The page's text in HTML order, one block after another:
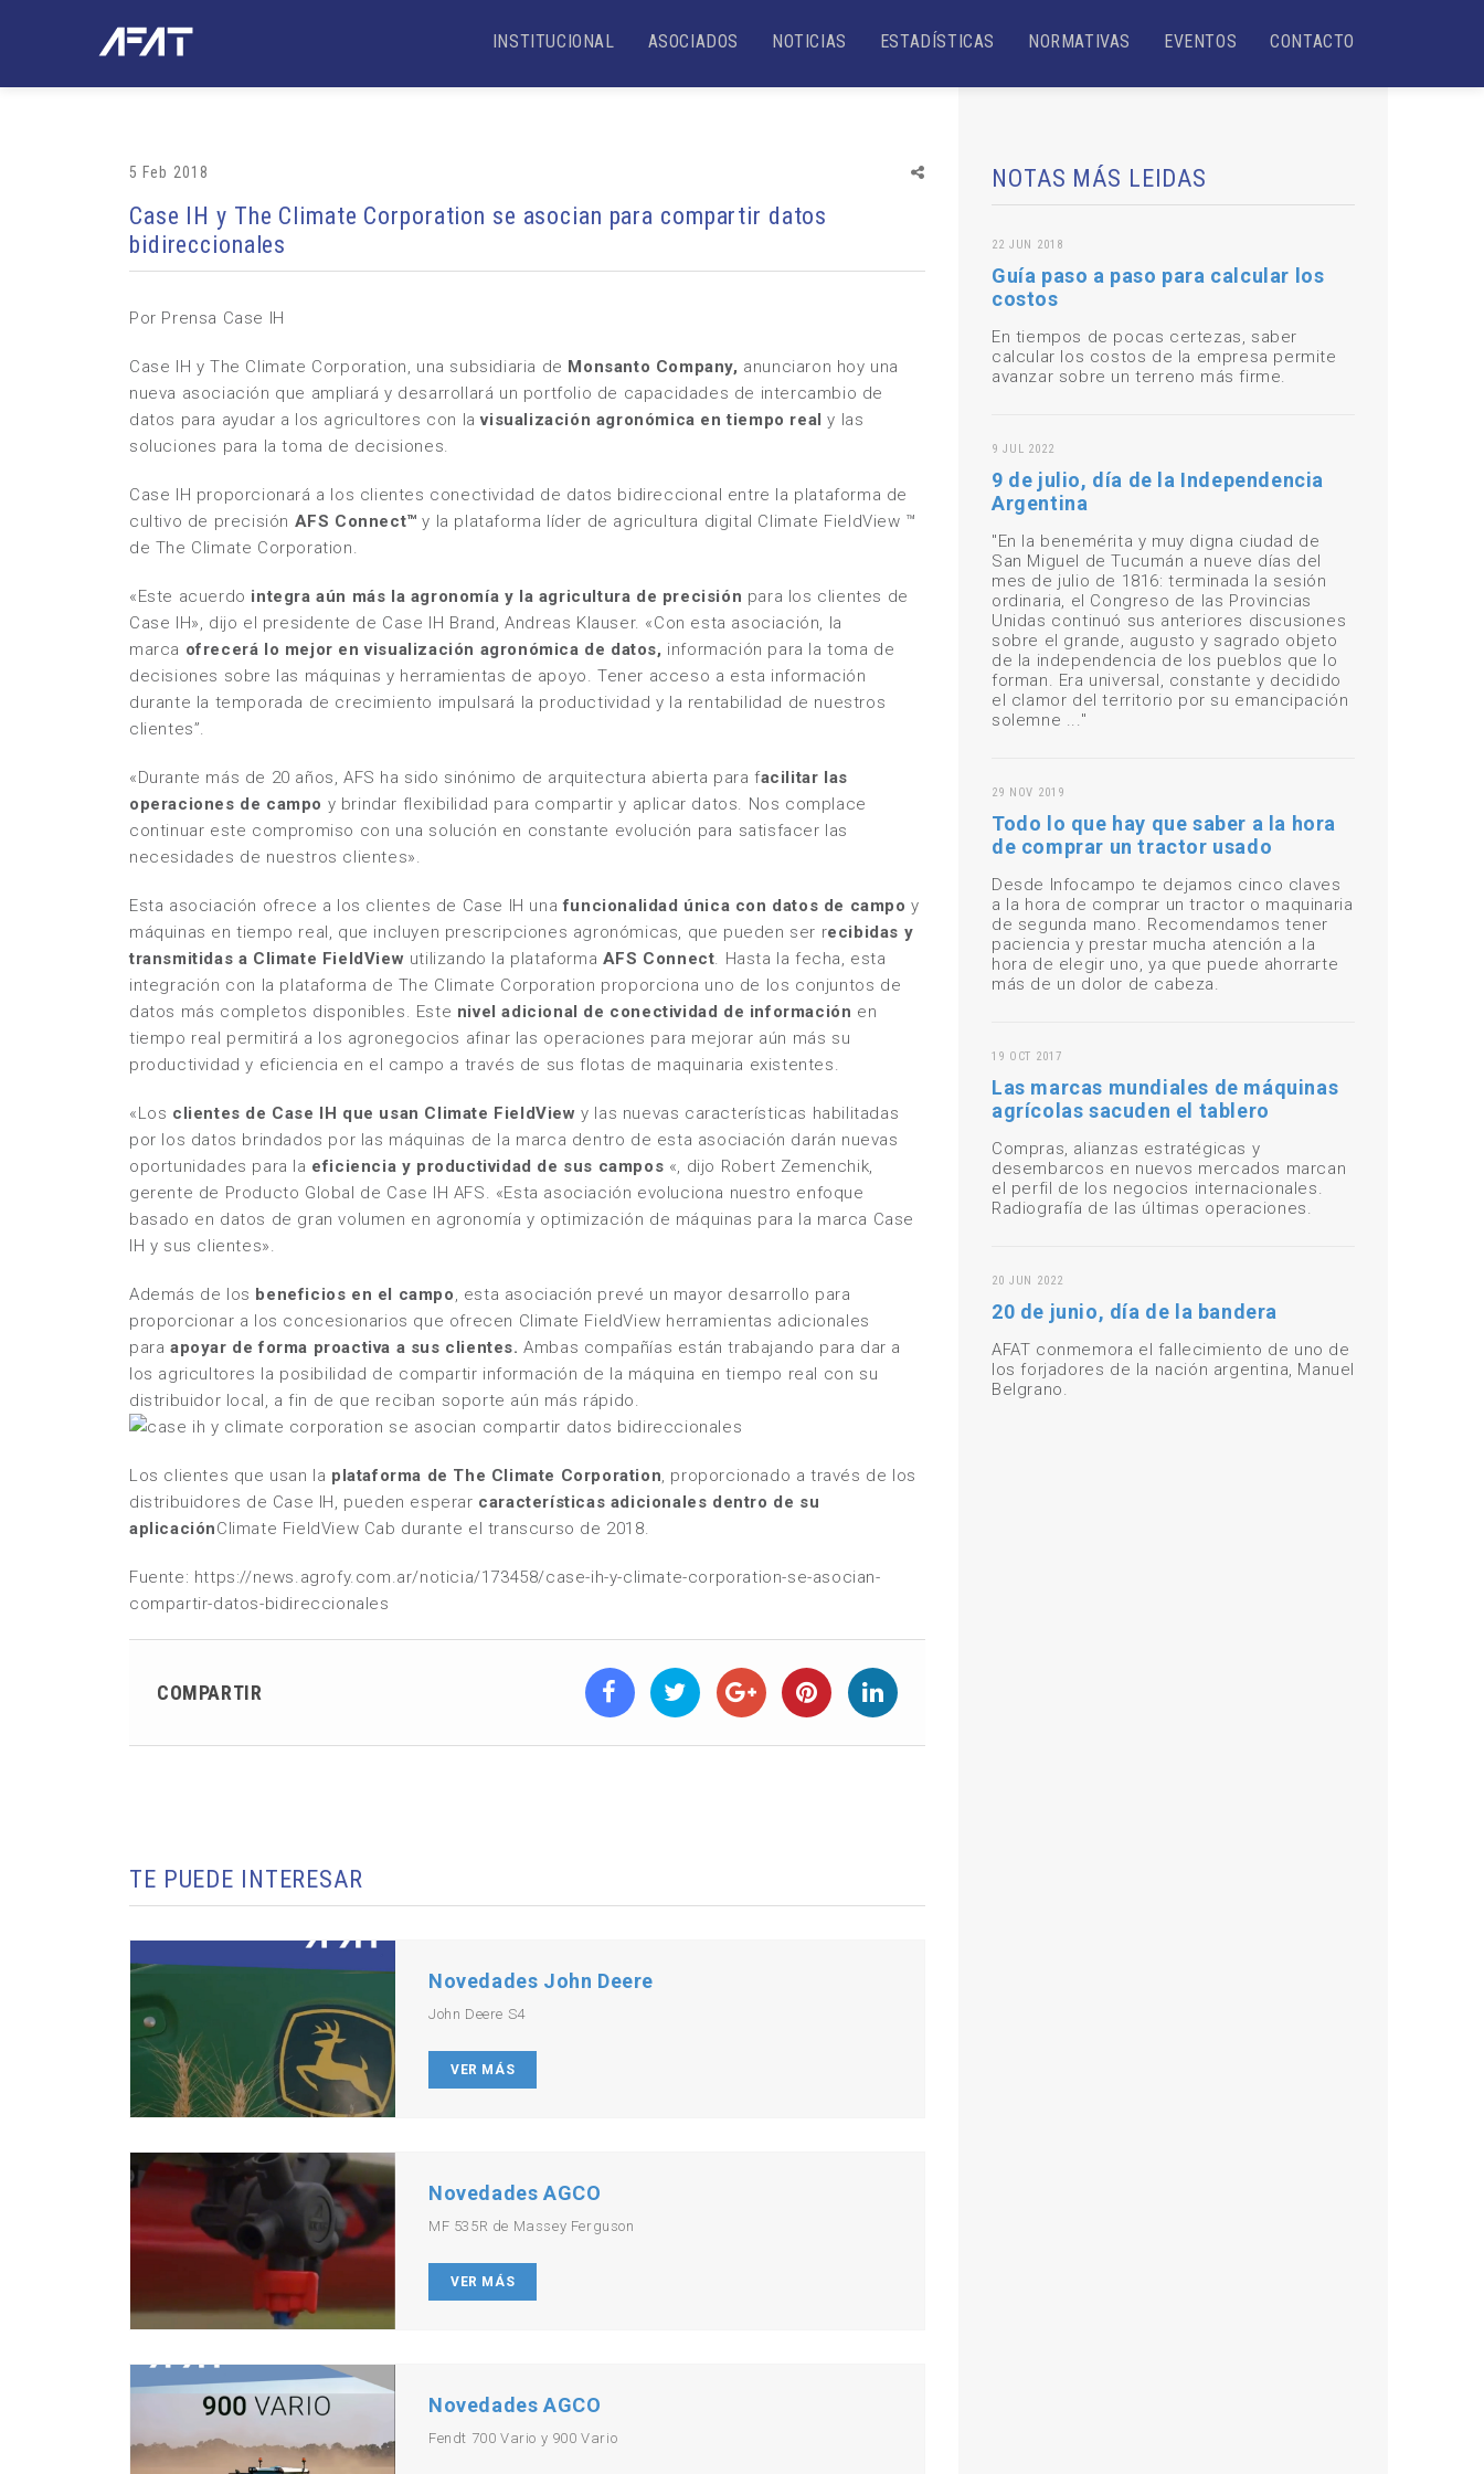
INSTITUCIONAL ASOCIADOS NOTICIAS ESTADÍSTICAS NORMATIVAS EVENTOS CONTACTO
5 Feb 2018
Case IH y The Climate Corporation se asocian para compartir datos
bidireccionales
Por Prensa Case IH
Case IH y The Climate Corporation, una subsidiaria de Monsanto Company, anunciaron hoy una
nueva asociación que ampliará y desarrollará un portfolio de capacidades de intercambio de
datos para ayudar a los agricultores con lavisualización agronómica en tiempo real y las
soluciones para la toma de decisiones.
Case IH proporcionará a los clientes conectividad de datos bidireccional entre la plataforma de
cultivo de precisión AFS Connect™ y la plataforma líder de agricultura digital Climate FieldView ™
de The Climate Corporation.
«Este acuerdo integra aún más la agronomía y la agricultura de precisión para los clientes de
Case IH», dijo el presidente de Case IH Brand, Andreas Klauser. «Con esta asociación, la
marca ofrecerá lo mejor en visualización agronómica de datos, información para la toma de
decisiones sobre las máquinas y herramientas de apoyo. Tener acceso a esta información
durante la temporada de crecimiento impulsará la productividad y la rentabilidad de nuestros
clientes”.
«Durante más de 20 años, AFS ha sido sinónimo de arquitectura abierta para facilitar las
operaciones de campo y brindar flexibilidad para compartir y aplicar datos. Nos complace
continuar este compromiso con una solución en constante evolución para satisfacer las
necesidades de nuestros clientes».
Esta asociación ofrece a los clientes de Case IH unafuncionalidad única con datos de campo y
máquinas en tiempo real, que incluyen prescripciones agronómicas, que pueden ser recibidas y
transmitidas a Climate FieldView utilizando la plataforma AFS Connect. Hasta la fecha, esta
integración con la plataforma de The Climate Corporation proporciona uno de los conjuntos de
datos más completos disponibles. Este nivel adicional de conectividad de información en
tiempo real permitirá a los agronegocios afinar las operaciones para mejorar aún más su
productividad y eficiencia en el campo a través de sus flotas de maquinaria existentes.
«Los clientes de Case IH que usan Climate FieldView y las nuevas características habilitadas
por los datos brindados por las máquinas de la marca dentro de esta asociación darán nuevas
oportunidades para la eficiencia y productividad de sus campos «, dijo Robert Zemenchik,
gerente de Producto Global de Case IH AFS. «Esta asociación evoluciona nuestro enfoque
basado en datos de gran volumen en agronomía y optimización de máquinas para la marca Case
IH y sus clientes».
Además de los beneficios en el campo, esta asociación prevé un mayor desarrollo para
proporcionar a los concesionarios que ofrecen Climate FieldView herramientas adicionales
para apoyar de forma proactiva a sus clientes. Ambas compañías están trabajando para dar a
los agricultores la posibilidad de compartir información de la máquina en tiempo real con su
distribuidor local, a fin de que reciban soporte aún más rápido.
Los clientes que usan la plataforma de The Climate Corporation, proporcionado a través de los
distribuidores de Case IH, pueden esperar características adicionales dentro de su
aplicaciónClimate FieldView Cab durante el transcurso de 2018.
Fuente: https://news.agrofy.com.ar/noticia/173458/case-ih-y-climate-corporation-se-asocian-
compartir-datos-bidireccionales
COMPARTIR
TE PUEDE INTERESAR
Novedades John Deere
John Deere S4
VER MÁS
Novedades AGCO
MF 535R de Massey Ferguson
VER MÁS
Novedades AGCO
Fendt 700 Vario y 900 Vario
NOTAS MÁS LEIDAS
22 JUN 2018
Guía paso a paso para calcular los
costos
En tiempos de pocas certezas, saber
calcular los costos de la empresa permite
avanzar sobre un terreno más firme.
9 JUL 2022
9 de julio, día de la Independencia
Argentina
"En la benemérita y muy digna ciudad de
San Miguel de Tucumán a nueve días del
mes de julio de 1816: terminada la sesión
ordinaria, el Congreso de las Provincias
Unidas continuó sus anteriores discusiones
sobre el grande, augusto y sagrado objeto
de la independencia de los pueblos que lo
forman. Era universal, constante y decidido
el clamor del territorio por su emancipación
solemne ..."
29 NOV 2019
Todo lo que hay que saber a la hora
de comprar un tractor usado
Desde Infocampo te dejamos cinco claves
a la hora de comprar un tractor o maquinaria
de segunda mano. Recomendamos tener
paciencia y prestar mucha atención a la
hora de elegir uno, ya que puede ahorrarte
más de un dolor de cabeza.
19 OCT 2017
Las marcas mundiales de máquinas
agrícolas sacuden el tablero
Compras, alianzas estratégicas y
desembarcos en nuevos mercados marcan
el perfil de los negocios internacionales.
Radiografía de las últimas operaciones.
20 JUN 2022
20 de junio, día de la bandera
AFAT conmemora el fallecimiento de uno de
los forjadores de la nación argentina, Manuel
Belgrano.